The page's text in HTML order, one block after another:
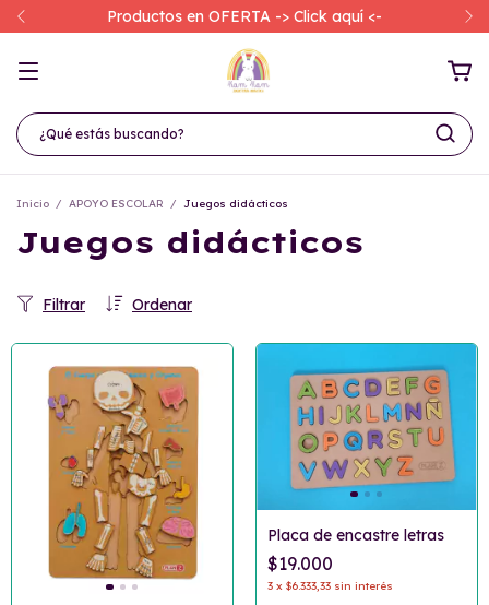
Productos en OFERTA -> Click aquí <-
Inicio / APOYO ESCOLAR / Juegos didácticos
Juegos didácticos
Ordenar
Filtrar
Placa de encastre letras
$19.000
3 x $6.333,33 sin interés